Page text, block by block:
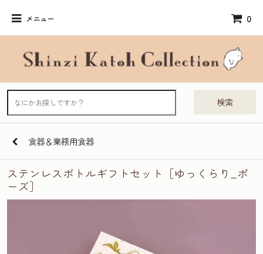
メニュー 0
検索
食器＆業務用食器
ステンレスボトルギフトセット［ゆっくらり_ポ
ーズ］